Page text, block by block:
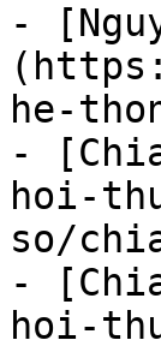
-
he-
-
hoi-
so/
-
hoi-